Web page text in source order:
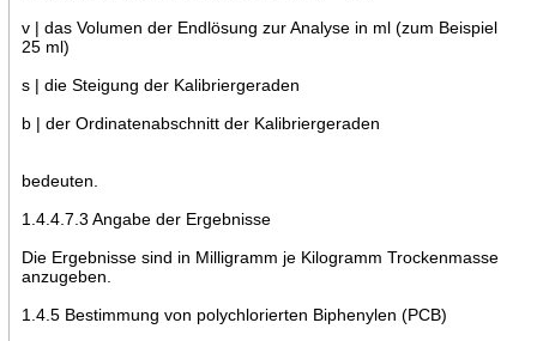
v | das Volumen der Endlösung zur Analyse in ml (zum Beispiel
25 ml)
s | die Steigung der Kalibriergeraden
b | der Ordinatenabschnitt der Kalibriergeraden
bedeuten.
1.4.4.7.3 Angabe der Ergebnisse
Die Ergebnisse sind in Milligramm je Kilogramm Trockenmasse
anzugeben.
1.4.5 Bestimmung von polychlorierten Biphenylen (PCB)